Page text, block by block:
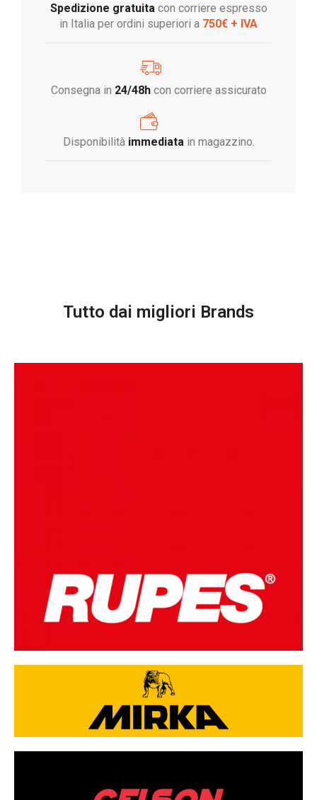
Spedizione gratuita con corriere espresso
in Italia per ordini superiori a 750€ + IVA
Consegna in 24/48hcon corriere assicurato
Disponibilità immediata in magazzino.
Tutto dai migliori Brands